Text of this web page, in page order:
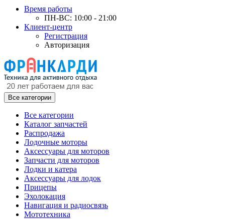
Время работы
ПН-ВС: 10:00 - 21:00
Клиент-центр
Регистрация
Авторизация
Все категории
Все категории
Каталог запчастей
Распродажа
Лодочные моторы
Аксессуары для моторов
Запчасти для моторов
Лодки и катера
Аксессуары для лодок
Прицепы
Эхолокация
Навигация и радиосвязь
Мототехника